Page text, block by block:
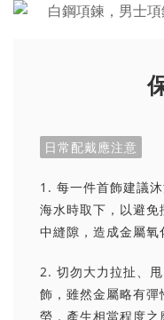
日常配戴應注意
1. 每一件首飾建議
海水時取下，以避
中縫隙，造成金屬氧
2. 切勿大力拉扯、
飾，雖然金屬略有
勞，產生相當程度之